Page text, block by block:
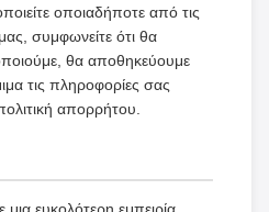
οποιαδήποτε από τις
συμφωνείτε ότι θα
θα αποθηκεύουμε
τις πληροφορίες σας
απορρήτου.